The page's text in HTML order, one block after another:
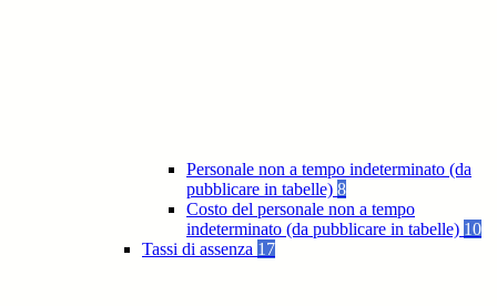
Personale non a tempo indeterminato (da
pubblicare in tabelle) 8
Costo del personale non a tempo
indeterminato (da pubblicare in tabelle) 10
Tassi di assenza 17